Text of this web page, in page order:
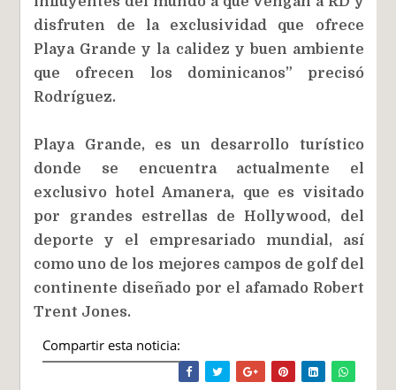
disfruten de la exclusividad que ofrece
Playa Grande y la calidez y buen ambiente
que ofrecen los dominicanos” precisó
Rodríguez.
Playa Grande, es un desarrollo turístico
donde se encuentra actualmente el
exclusivo hotel Amanera, que es visitado
por grandes estrellas de Hollywood, del
deporte y el empresariado mundial, así
como uno de los mejores campos de golf del
continente diseñado por el afamado Robert
Trent Jones.
Compartir esta noticia: